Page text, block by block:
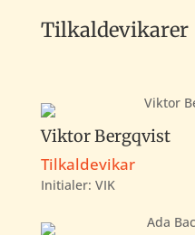
Tilkaldevikarer
Viktor Bergqvist
Tilkaldevikar
Initialer: VIK